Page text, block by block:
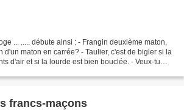
... ..... débute ainsi : - Frangin deuxième maton,
d'un maton en carrée? - Taulier, c'est de bigler si la
d'air et si la lourde est bien bouclée. - Veux-tu
francs-maçons